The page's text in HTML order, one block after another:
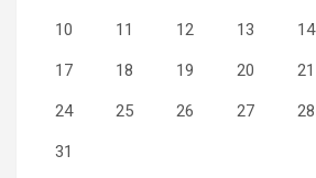
10 11 12 13 14
17 18 19 20 21
24 25 26 27 28
31